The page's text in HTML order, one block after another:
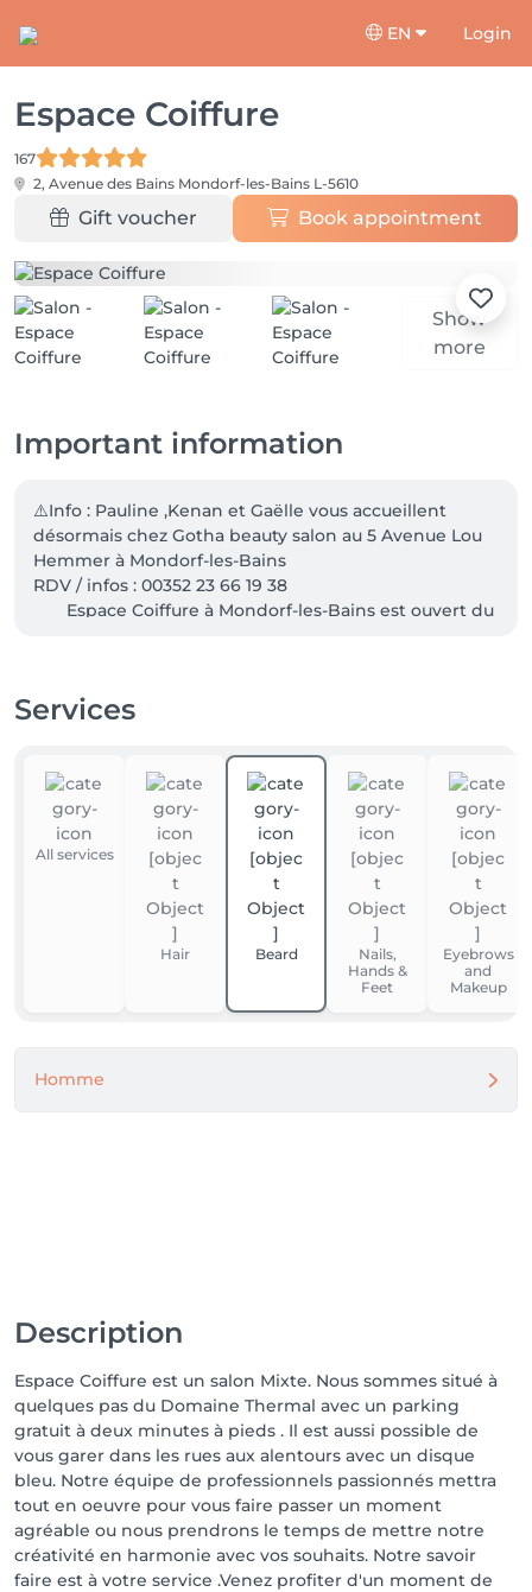
EN Login
Espace Coiffure
167
2, Avenue des Bains Mondorf-les-Bains L-5610
Gift voucher Book appointment
Show
more
Important information
⚠️Info : Pauline ,Kenan et Gaëlle vous accueillent
désormais chez Gotha beauty salon au 5 Avenue Lou
Hemmer à Mondorf-les-Bains
RDV / infos : 00352 23 66 19 38
       Espace Coiffure à Mondorf-les-Bains est ouvert du
Anglais 🇬🇧
Services
All services
Hair Beard
Nails,
Hands &
Feet
Eyebrows
and
Makeup
Homme
Description
Espace Coiffure est un salon Mixte. Nous sommes situé à
quelques pas du Domaine Thermal avec un parking
gratuit à deux minutes à pieds . Il est aussi possible de
vous garer dans les rues aux alentours avec un disque
bleu. Notre équipe de professionnels passionnés mettra
tout en oeuvre pour vous faire passer un moment
agréable ou nous prendrons le temps de mettre notre
créativité en harmonie avec vos souhaits. Notre savoir
faire est à votre service .Venez profiter d'un moment de